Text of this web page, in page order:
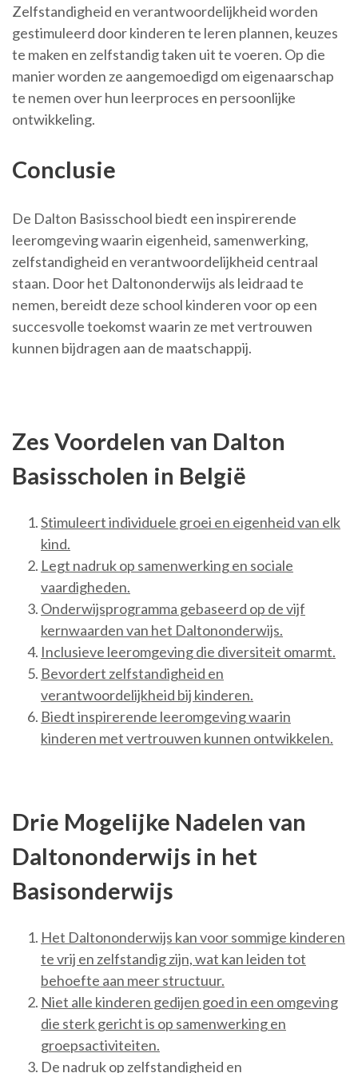
Zelfstandigheid en verantwoordelijkheid worden
gestimuleerd door kinderen te leren plannen, keuzes
te maken en zelfstandig taken uit te voeren. Op die
manier worden ze aangemoedigd om eigenaarschap
te nemen over hun leerproces en persoonlijke
ontwikkeling.
Conclusie
De Dalton Basisschool biedt een inspirerende
leeromgeving waarin eigenheid, samenwerking,
zelfstandigheid en verantwoordelijkheid centraal
staan. Door het Daltononderwijs als leidraad te
nemen, bereidt deze school kinderen voor op een
succesvolle toekomst waarin ze met vertrouwen
kunnen bijdragen aan de maatschappij.
Zes Voordelen van Dalton
Basisscholen in België
Stimuleert individuele groei en eigenheid van elk
kind.
Legt nadruk op samenwerking en sociale
vaardigheden.
Onderwijsprogramma gebaseerd op de vijf
kernwaarden van het Daltononderwijs.
Inclusieve leeromgeving die diversiteit omarmt.
Bevordert zelfstandigheid en
verantwoordelijkheid bij kinderen.
Biedt inspirerende leeromgeving waarin
kinderen met vertrouwen kunnen ontwikkelen.
Drie Mogelijke Nadelen van
Daltononderwijs in het
Basisonderwijs
Het Daltononderwijs kan voor sommige kinderen
te vrij en zelfstandig zijn, wat kan leiden tot
behoefte aan meer structuur.
Niet alle kinderen gedijen goed in een omgeving
die sterk gericht is op samenwerking en
groepsactiviteiten.
De nadruk op zelfstandigheid en